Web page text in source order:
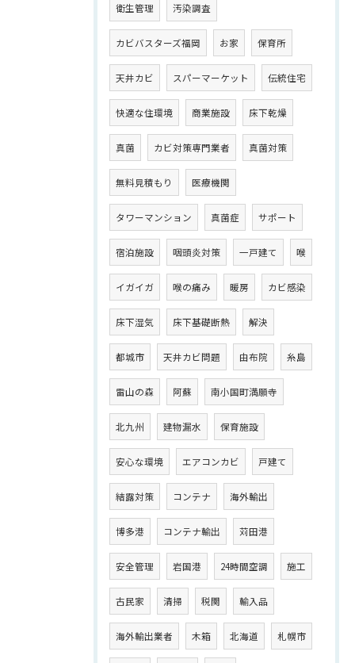
衛生管理 汚染調査
カビバスターズ福岡 お家 保育所
天井カビ スパーマーケット 伝統住宅
快適な住環境 商業施設 床下乾燥
真菌 カビ対策専門業者 真菌対策
無料見積もり 医療機関
タワーマンション 真菌症 サポート
宿泊施設 咽頭炎対策 一戸建て 喉
イガイガ 喉の痛み 暖房 カビ感染
床下湿気 床下基礎断熱 解決
都城市 天井カビ問題 由布院 糸島
雷山の森 阿蘇 南小国町満願寺
北九州 建物漏水 保育施設
安心な環境 エアコンカビ 戸建て
結露対策 コンテナ 海外輸出
博多港 コンテナ輸出 苅田港
安全管理 岩国港 24時間空調 施工
古民家 清掃 税関 輸入品
海外輸出業者 木箱 北海道 札幌市